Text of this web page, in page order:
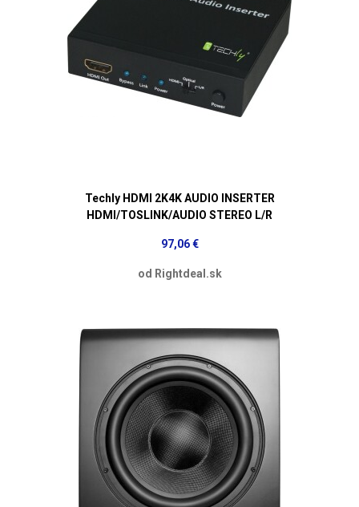
Techly HDMI 2K4K AUDIO INSERTER
HDMI/TOSLINK/AUDIO STEREO L/R
97,06 €
od Rightdeal.sk